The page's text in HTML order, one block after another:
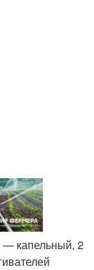
— капельный, 2